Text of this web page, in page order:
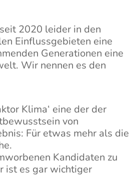
2020 leider in den
Einflussgebieten eine
Generationen eine
Wir nennen es den
Klima‘ eine der der
von
Für etwas mehr als die
Kandidaten zu
ist es gar wichtiger